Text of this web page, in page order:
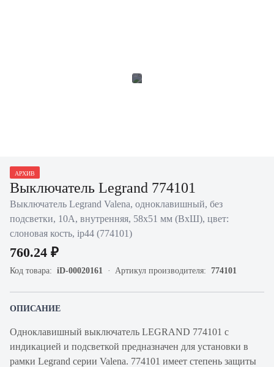
АРХИВ
Выключатель Legrand 774101
Выключатель Legrand Valena, одноклавишный, без
подсветки, 10А, внутренняя, 58х51 мм (ВхШ), цвет:
слоновая кость, ip44 (774101)
760.24 ₽
Код товара: iD-00020161 Артикул производителя: 774101
ОПИСАНИЕ
Одноклавишный выключатель LEGRAND 774101 с
индикацией и подсветкой предназначен для установки в
рамки Legrand серии Valena. 774101 имеет степень защиты